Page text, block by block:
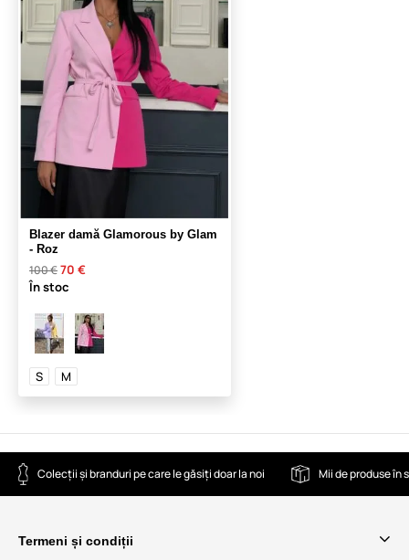
Blazer damă Glamorous by Glam
- Roz
100 €70 €
În stoc
S M
Colecții și branduri pe care le găsiți doar la noi Mii de produse în
Termeni și condiții